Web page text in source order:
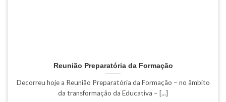
Reunião Preparatória da Formação
Decorreu hoje a Reunião Preparatória da Formação – no âmbito
da transformação da Educativa – [...]